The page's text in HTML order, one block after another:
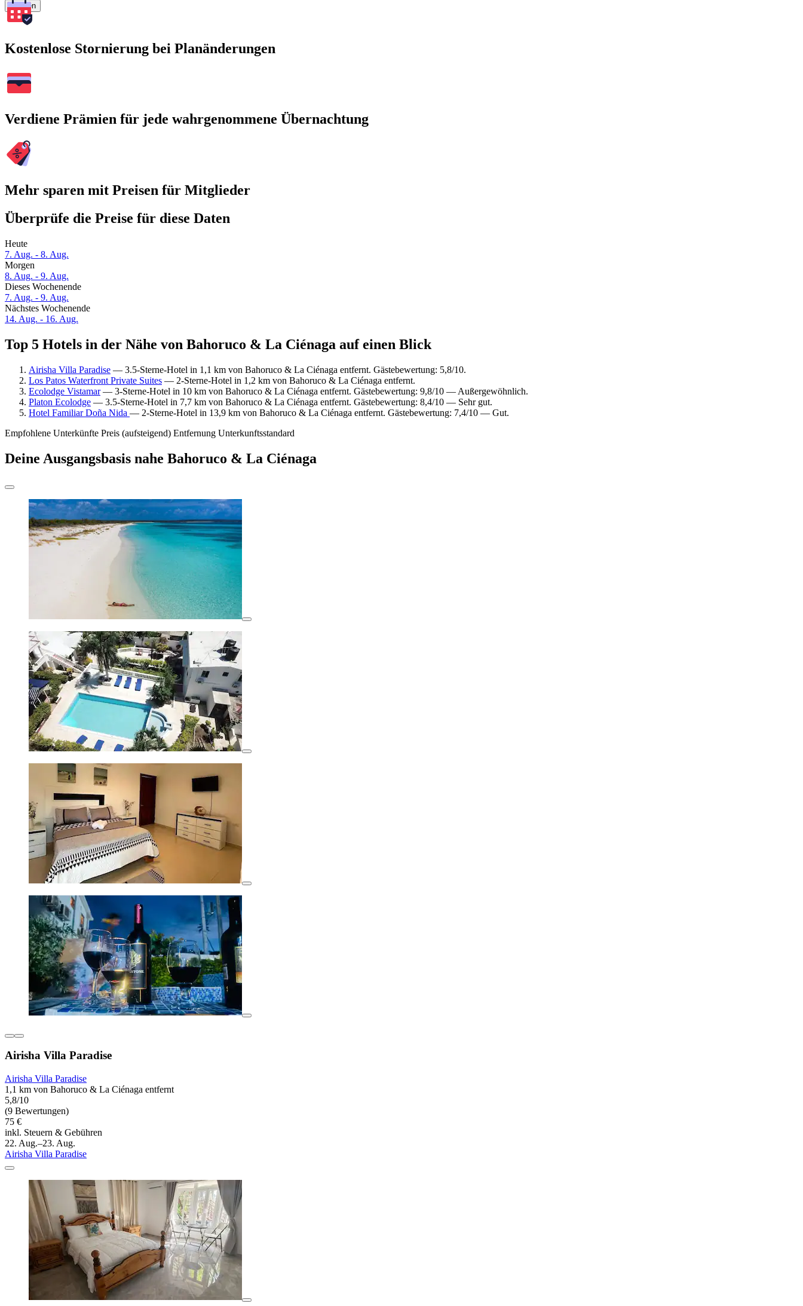
Suchen
Kostenlose Stornierung bei Planänderungen
Verdiene Prämien für jede wahrgenommene Übernachtung
Mehr sparen mit Preisen für Mitglieder
Überprüfe die Preise für diese Daten
Heute
7. Aug. - 8. Aug.
Morgen
8. Aug. - 9. Aug.
Dieses Wochenende
7. Aug. - 9. Aug.
Nächstes Wochenende
14. Aug. - 16. Aug.
Top 5 Hotels in der Nähe von Bahoruco & La Ciénaga auf einen Blick
Airisha Villa Paradise — 3.5-Sterne-Hotel in 1,1 km von Bahoruco & La Ciénaga entfernt. Gästebewertung: 5,8/10.
Los Patos Waterfront Private Suites — 2-Sterne-Hotel in 1,2 km von Bahoruco & La Ciénaga entfernt.
Ecolodge Vistamar— 3-Sterne-Hotel in 10 km von Bahoruco & La Ciénaga entfernt. Gästebewertung: 9,8/10 — Außergewöhnlich.
Platon Ecolodge — 3.5-Sterne-Hotel in 7,7 km von Bahoruco & La Ciénaga entfernt. Gästebewertung: 8,4/10 — Sehr gut.
Hotel Familiar Doña Nida — 2-Sterne-Hotel in 13,9 km von Bahoruco & La Ciénaga entfernt. Gästebewertung: 7,4/10 — Gut.
Empfohlene Unterkünfte Preis (aufsteigend) Entfernung Unterkunftsstandard
Deine Ausgangsbasis nahe Bahoruco & La Ciénaga
Airisha Villa Paradise
Airisha Villa Paradise
1,1 km von Bahoruco & La Ciénaga entfernt
5,8/10
(9 Bewertungen)
75 €
inkl. Steuern & Gebühren
22. Aug.–23. Aug.
Airisha Villa Paradise